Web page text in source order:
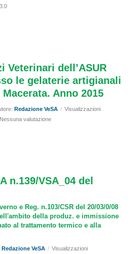
Veterinari dell’ASUR
le gelaterie artigianali
Anno 2015
Redazione VeSA / Visualizzazioni
valutazione
n.139/VSA_04 del
e Reg. n.103/CSR del 20/03/0/08
della produz. e immissione
al trattamento termico e alla
Redazione VeSA / Visualizzazioni